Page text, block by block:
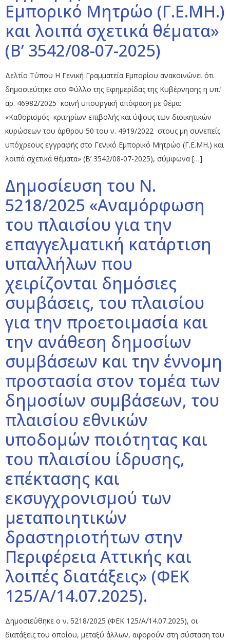
Εμπορικό Μητρώο (Γ.Ε.ΜΗ.)
και λοιπά σχετικά θέματα»
(Β’ 3542/08-07-2025)
Δελτίο Τύπου H Γενική Γραμματεία Εμπορίου ανακοινώνει ότι
δημοσιεύτηκε στο Φύλλο της Εφημερίδας της Κυβέρνησης η υπ.’
αρ. 46982/2025 κοινή υπουργική απόφαση με θέμα:
«Καθορισμός κριτηρίων επιβολής και ύψους των διοικητικών
κυρώσεων του άρθρου 50 του ν. 4919/2022 στους μη συνεπείς
υπόχρεους εγγραφής στο Γενικό Εμπορικό Μητρώο (Γ.Ε.ΜΗ.) και
λοιπά σχετικά θέματα» (Β’ 3542/08-07-2025), σύμφωνα […]
Δημοσίευση του Ν.
5218/2025 «Αναμόρφωση
του πλαισίου για την
επαγγελματική κατάρτιση
υπαλλήλων που
χειρίζονται δημόσιες
συμβάσεις, του πλαισίου
για την προετοιμασία και
την ανάθεση δημοσίων
συμβάσεων και την έννομη
προστασία στον τομέα των
δημοσίων συμβάσεων, του
πλαισίου εθνικών
υποδομών ποιότητας και
του πλαισίου ίδρυσης,
επέκτασης και
εκσυγχρονισμού των
μεταποιητικών
δραστηριοτήτων στην
Περιφέρεια Αττικής και
λοιπές διατάξεις» (ΦΕΚ
125/Α/14.07.2025).
Δημοσιεύθηκε ο ν. 5218/2025 (ΦΕΚ 125/Α΄/14.07.2025), οι
διατάξεις του οποίου, μεταξύ άλλων, αφορούν στη σύσταση του